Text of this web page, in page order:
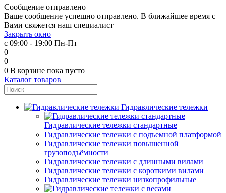
Сообщение отправлено
Ваше сообщение успешно отправлено. В ближайшее время с
Вами свяжется наш специалист
Закрыть окно
с 09:00 - 19:00 Пн-Пт
0
0
0 В корзине пока пусто
Каталог товаров
Гидравлические тележки
Гидравлические тележки стандартные
Гидравлические тележки с подъемной платформой
Гидравлические тележки повышенной
грузоподъёмности
Гидравлические тележки с длинными вилами
Гидравлические тележки с короткими вилами
Гидравлические тележки низкопрофильные